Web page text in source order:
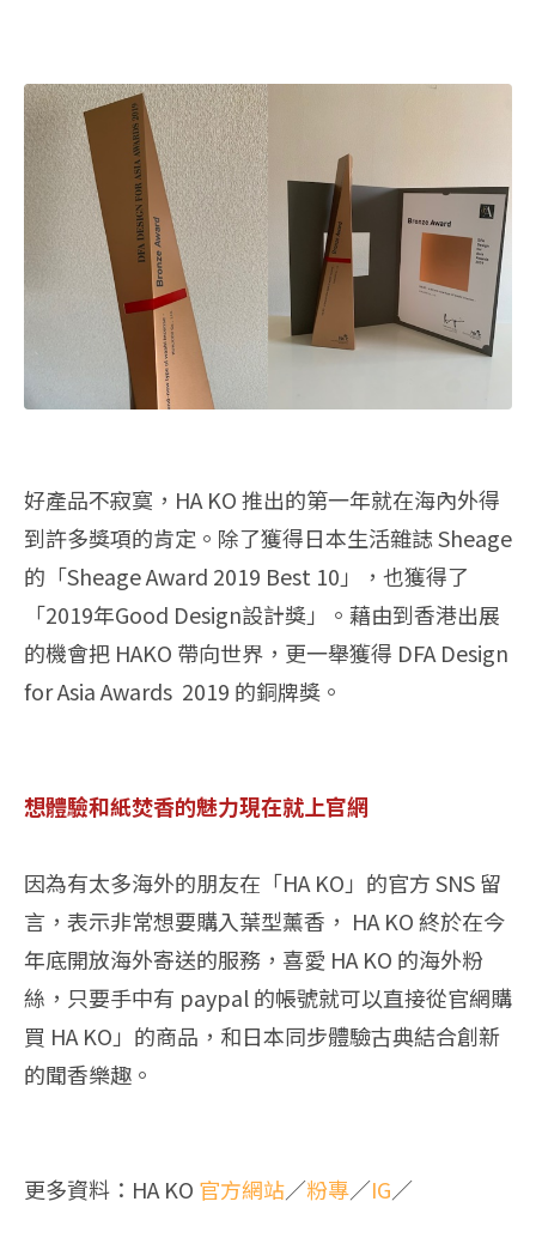
好產品不寂寞，HA KO 推出的第一年就在海內外得
到許多獎項的肯定。除了獲得日本生活雜誌 Sheage
的「Sheage Award 2019 Best 10」，也獲得了
「2019年Good Design設計獎」。藉由到香港出展
的機會把 HAKO 帶向世界，更一舉獲得 DFA Design
for Asia Awards 2019 的銅牌獎。
想體驗和紙焚香的魅力現在就上官網
因為有太多海外的朋友在「HA KO」的官方 SNS 留
言，表示非常想要購入葉型薰香， HA KO 終於在今
年底開放海外寄送的服務，喜愛 HA KO 的海外粉
絲，只要手中有 paypal 的帳號就可以直接從官網購
買 HA KO」的商品，和日本同步體驗古典結合創新
的聞香樂趣。
更多資料：HA KO 官方網站／粉專／IG／